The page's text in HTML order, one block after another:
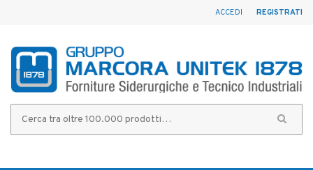
REGISTRATI
ACCEDI